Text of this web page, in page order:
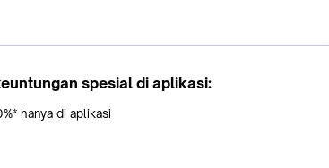
spesial di aplikasi:
hanya di aplikasi